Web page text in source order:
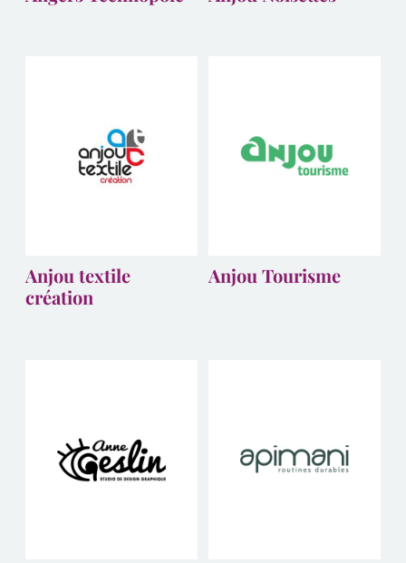
Anjou textile
création
Anjou Tourisme